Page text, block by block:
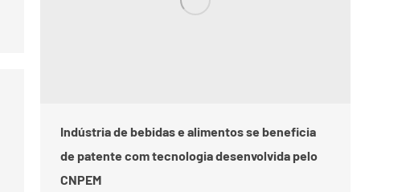
Indústria de bebidas e alimentos se beneficia
de patente com tecnologia desenvolvida pelo
CNPEM